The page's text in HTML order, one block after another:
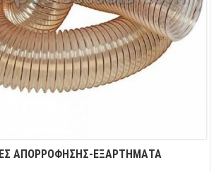
ΑΠΟΡΡΟΦΗΣΗΣ-ΕΞΑΡΤΗΜΑΤΑ